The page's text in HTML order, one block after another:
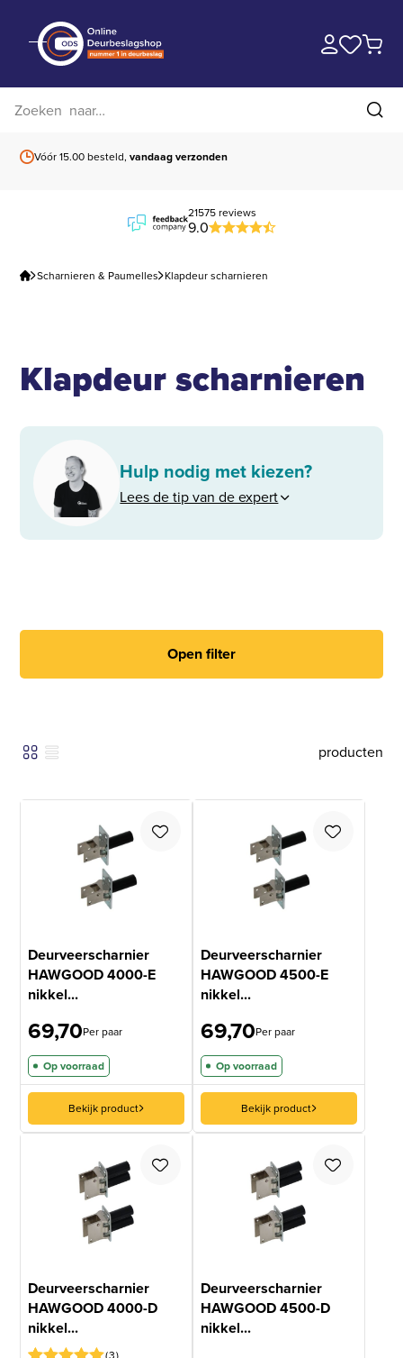
Vóór 15.00 besteld,vandaag verzonden
21575 reviews
9.0
Scharnieren & Paumelles Klapdeur scharnieren
Klapdeur scharnieren
Hulp nodig met kiezen?
Lees de tip van de expert
Open filter
producten
Deurveerscharnier
HAWGOOD 4000-E
nikkel...
69,70Per paar
Op voorraad
Bekijk product
Deurveerscharnier
HAWGOOD 4500-E
nikkel...
69,70Per paar
Op voorraad
Bekijk product
Deurveerscharnier
HAWGOOD 4000-D
nikkel...
Deurveerscharnier
HAWGOOD 4500-D
nikkel...